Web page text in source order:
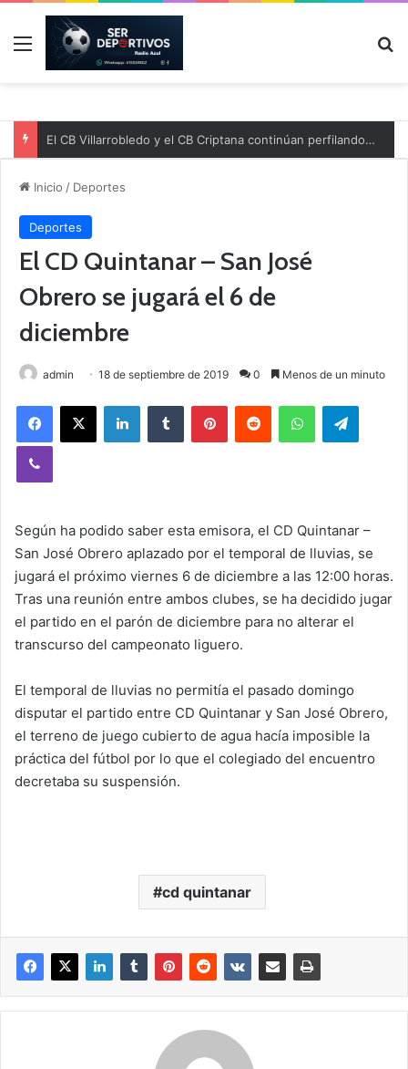
Menú
El CB Villarrobledo y el CB Criptana continúan perfilando sus plantillas
Inicio / Deportes
Deportes
El CD Quintanar – San José
Obrero se jugará el 6 de
diciembre
admin 18 de septiembre de 2019 0 Menos de un minuto
Según ha podido saber esta emisora, el CD Quintanar –
San José Obrero aplazado por el temporal de lluvias, se
jugará el próximo viernes 6 de diciembre a las 12:00 horas.
Tras una reunión entre ambos clubes, se ha decidido jugar
el partido en el parón de diciembre para no alterar el
transcurso del campeonato liguero.
El temporal de lluvias no permitía el pasado domingo
disputar el partido entre CD Quintanar y San José Obrero,
el terreno de juego cubierto de agua hacía imposible la
práctica del fútbol por lo que el colegiado del encuentro
decretaba su suspensión.
cd quintanar